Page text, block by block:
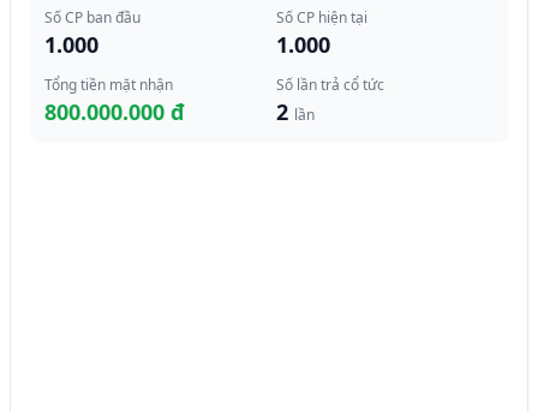
Số CP ban đầu
1.000
Số CP hiện tại
1.000
Tổng tiền mặt nhận
800.000.000 đ
Số lần trả cổ tức
2 lần